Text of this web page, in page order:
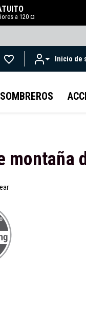
a 120 ¤
Inicio de
SOMBREROS
montaña